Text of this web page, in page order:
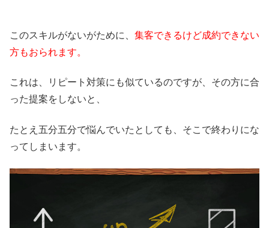
このスキルがないがために、 集客できるけど成約できない
方もおられます。
これは、リピート対策にも似ているのですが、その方に合
った提案をしないと、
たとえ五分五分で悩んでいたとしても、そこで終わりにな
ってしまいます。